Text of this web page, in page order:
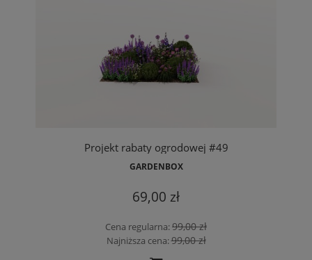
Projekt rabaty ogrodowej #49
GARDENBOX
69,00 zł
Cena regularna:99,00 zł
Najniższa cena:99,00 zł